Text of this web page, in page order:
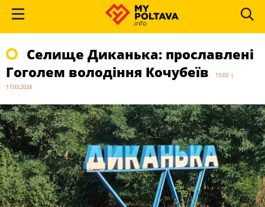
Селище Диканька: прославлені
Гоголем володіння Кочубеїв
15:03 |
17.03.2024